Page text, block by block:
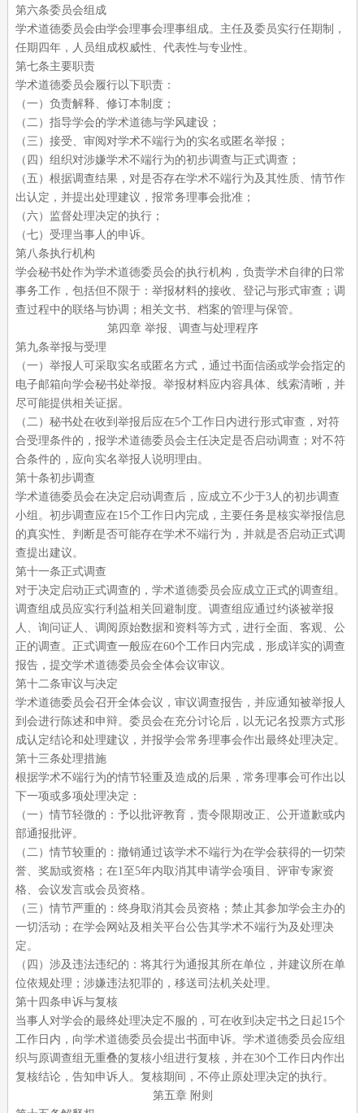
第六条委员会组成
学术道德委员会由学会理事会理事组成。主任及委员实行任期制，
任期四年，人员组成权威性、代表性与专业性。
第七条主要职责
学术道德委员会履行以下职责：
（一）负责解释、修订本制度；
（二）指导学会的学术道德与学风建设；
（三）接受、审阅对学术不端行为的实名或匿名举报；
（四）组织对涉嫌学术不端行为的初步调查与正式调查；
（五）根据调查结果，对是否存在学术不端行为及其性质、情节作
出认定，并提出处理建议，报常务理事会批准；
（六）监督处理决定的执行；
（七）受理当事人的申诉。
第八条执行机构
学会秘书处作为学术道德委员会的执行机构，负责学术自律的日常
事务工作，包括但不限于：举报材料的接收、登记与形式审查；调
查过程中的联络与协调；相关文书、档案的管理与保管。
第四章 举报、调查与处理程序
第九条举报与受理
（一）举报人可采取实名或匿名方式，通过书面信函或学会指定的
电子邮箱向学会秘书处举报。举报材料应内容具体、线索清晰，并
尽可能提供相关证据。
（二）秘书处在收到举报后应在5个工作日内进行形式审查，对符
合受理条件的，报学术道德委员会主任决定是否启动调查；对不符
合条件的，应向实名举报人说明理由。
第十条初步调查
学术道德委员会在决定启动调查后，应成立不少于3人的初步调查
小组。初步调查应在15个工作日内完成，主要任务是核实举报信息
的真实性、判断是否可能存在学术不端行为，并就是否启动正式调
查提出建议。
第十一条正式调查
对于决定启动正式调查的，学术道德委员会应成立正式的调查组。
调查组成员应实行利益相关回避制度。调查组应通过约谈被举报
人、询问证人、调阅原始数据和资料等方式，进行全面、客观、公
正的调查。正式调查一般应在60个工作日内完成，形成详实的调查
报告，提交学术道德委员会全体会议审议。
第十二条审议与决定
学术道德委员会召开全体会议，审议调查报告，并应通知被举报人
到会进行陈述和申辩。委员会在充分讨论后，以无记名投票方式形
成认定结论和处理建议，并报学会常务理事会作出最终处理决定。
第十三条处理措施
根据学术不端行为的情节轻重及造成的后果，常务理事会可作出以
下一项或多项处理决定：
（一）情节轻微的：予以批评教育，责令限期改正、公开道歉或内
部通报批评。
（二）情节较重的：撤销通过该学术不端行为在学会获得的一切荣
誉、奖励或资格；在1至5年内取消其申请学会项目、评审专家资
格、会议发言或会员资格。
（三）情节严重的：终身取消其会员资格；禁止其参加学会主办的
一切活动；在学会网站及相关平台公告其学术不端行为及处理决
定。
（四）涉及违法违纪的：将其行为通报其所在单位，并建议所在单
位依规处理；涉嫌违法犯罪的，移送司法机关处理。
第十四条申诉与复核
当事人对学会的最终处理决定不服的，可在收到决定书之日起15个
工作日内，向学术道德委员会提出书面申诉。学术道德委员会应组
织与原调查组无重叠的复核小组进行复核，并在30个工作日内作出
复核结论，告知申诉人。复核期间，不停止原处理决定的执行。
第五章 附则